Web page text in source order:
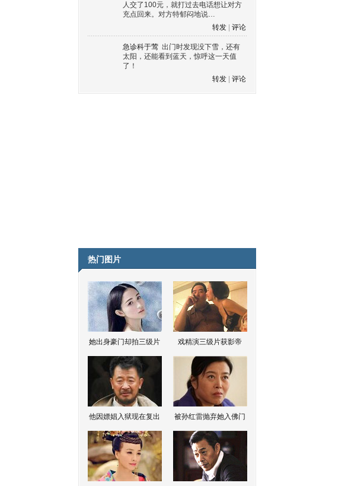
人交了100元，就打过去电话想让对方
充点回来。对方特郁闷地说…
转发
评论
急诊科于莺 出门时发现没下雪，还有
太阳，还能看到蓝天，惊呼这一天值
了！
转发
评论
热门图片
她出身豪门却拍三级片 戏精演三级片获影帝
他因嫖娼入狱现在复出 被孙红雷抛弃她入佛门